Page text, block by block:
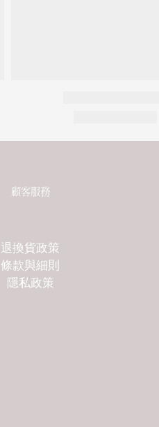
顧客服務
退換貨政策
條款與細則
隱私政策